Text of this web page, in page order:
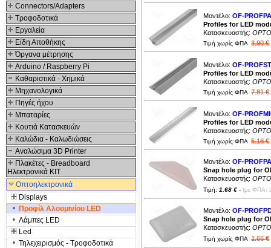
Connectors/Adapters
Τροφοδοτικά
Εργαλεία
Είδη Αποθήκης
Όργανα μέτρησης
Arduino / Raspberry Pi
Καθαριστικά - Χημικά
Μηχανολογικά
Πηγές ήχου
Μπαταρίες
Κουτιά Κατασκευών
Καλώδια - Καλωδιώσεις
Αναλώσιμα 3D Printer
Πλακέτες - Breadboard
Ηλεκτρονικά ΚΙΤ
Οπτοηλεκτρονικά
Displays
Προφίλ Αλουμινίου LED
Λάμπες LED
Led
Τηλεχειρισμός - Τροφοδοτικά
Μοντέλο: OF-
Profiles for LED
Κατασκευαστής:
Τιμή χωρίς ΦΠΑ 3.90 €
Μοντέλο: OF-
Profiles for LED
Κατασκευαστής:
Τιμή χωρίς ΦΠΑ 7.81 €
Μοντέλο: OF-
Profiles for LED
Κατασκευαστής:
Τιμή χωρίς ΦΠΑ 5.16 €
Μοντέλο: OF-
Snap hole plug for
Κατασκευαστής:
Τιμή: 1.68 € - (με ΦΠΑ:
Μοντέλο: OF-
Snap hole plug for
Κατασκευαστής:
Τιμή χωρίς ΦΠΑ 1.66 €